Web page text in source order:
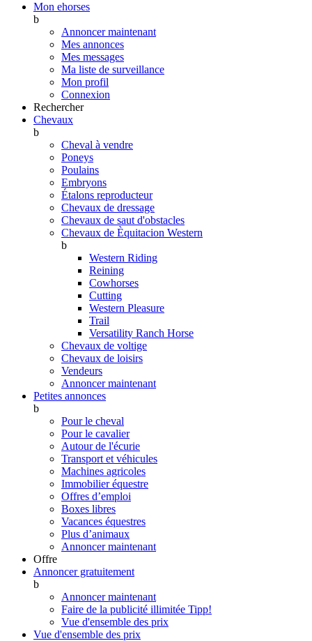
Mon ehorses
b
Annoncer maintenant
Mes annonces
Mes messages
Ma liste de surveillance
Mon profil
Connexion
Rechercher
Chevaux
b
Cheval à vendre
Poneys
Poulains
Embryons
Étalons reproducteur
Chevaux de dressage
Chevaux de saut d'obstacles
Chevaux de Èquitacion Western
b
Western Riding
Reining
Cowhorses
Cutting
Western Pleasure
Trail
Versatility Ranch Horse
Chevaux de voltige
Chevaux de loisirs
Vendeurs
Annoncer maintenant
Petites annonces
b
Pour le cheval
Pour le cavalier
Autour de l'écurie
Transport et véhicules
Machines agricoles
Immobilier équestre
Offres d’emploi
Boxes libres
Vacances équestres
Plus d’animaux
Annoncer maintenant
Offre
Annoncer gratuitement
b
Annoncer maintenant
Faire de la publicité illimitée Tipp!
Vue d'ensemble des prix
Vue d'ensemble des prix